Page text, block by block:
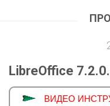
LibreOffice
ВИДЕО